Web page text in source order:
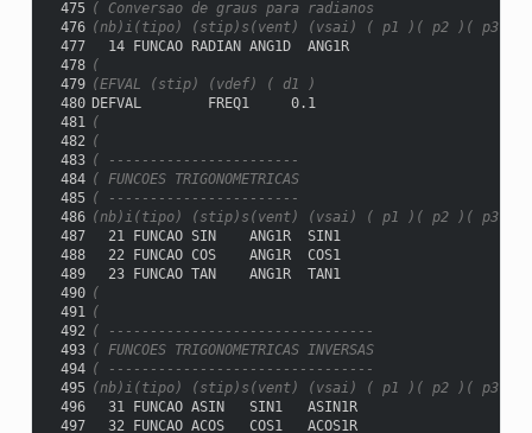
475 ( Conversao de graus para radianos
476 (nb)i(tipo) (stip)s(vent) (vsai) ( p1 )( p2 )( p3 )(
477
  14 FUNCAO RADIAN ANG1D  ANG1R
478 (
479 (EFVAL (stip) (vdef) ( d1 )
480 DEFVAL        FREQ1     0.1
481
(
482 (
483 ( -----------------------
484 ( FUNCOES TRIGONOMETRICAS
485 ( -----------------------
486 (nb)i(tipo) (stip)s(vent) (vsai) ( p1 )( p2 )( p3 )(
487
  21 FUNCAO SIN    ANG1R  SIN1
488
  22 FUNCAO COS    ANG1R  COS1
489
  23 FUNCAO TAN    ANG1R  TAN1
490 (
491
(
492 ( --------------------------------
493 ( FUNCOES TRIGONOMETRICAS INVERSAS
494 ( --------------------------------
495 (nb)i(tipo) (stip)s(vent) (vsai) ( p1 )( p2 )( p3 )(
496
  31 FUNCAO ASIN   SIN1   ASIN1R
497
  32 FUNCAO ACOS   COS1   ACOS1R